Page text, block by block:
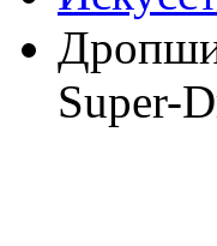
Super-